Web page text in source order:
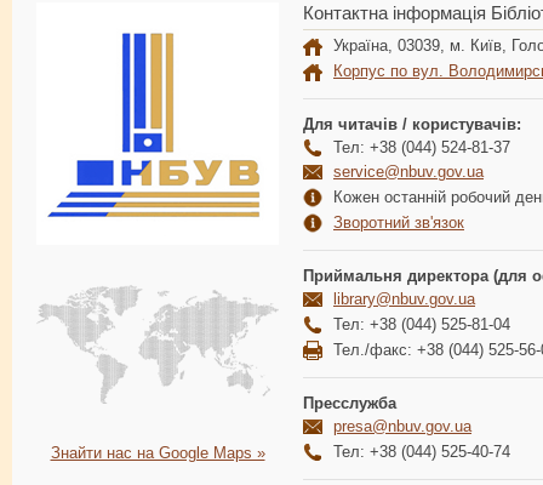
Знайти нас на Google Maps »
Контактна інформація
Україна, 03039, м. Київ,
Корпус по вул.
Для читачів / користувачів:
Тел: +38 (044) 524-81-37
service@nbuv.gov.ua
Кожен останній робочий
Зворотний зв'язок
Приймальня директора (для
library@nbuv.gov.ua
Тел: +38 (044) 525-81-04
Тел./факс: +38 (044) 525-56-
Пресслужба
presa@nbuv.gov.ua
Тел: +38 (044) 525-40-74